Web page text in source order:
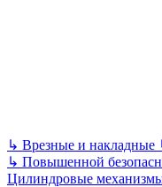
↳ Врезные и накладные
↳ Повышенной
Цилиндровые